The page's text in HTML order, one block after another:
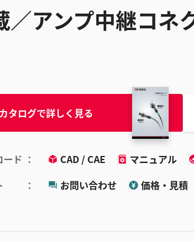
アンプ中継コネ
カタログで詳しく見る
ード CAD / CAE マニュアル
お問い合わせ 価格・見積